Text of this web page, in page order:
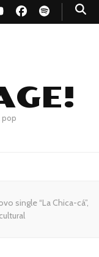
pop
single “La Chica-cá”,